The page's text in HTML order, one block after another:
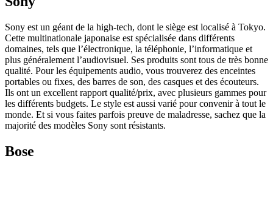
Sony est un géant de la high-tech, dont le siège est localisé à Tokyo.
Cette multinationale japonaise est spécialisée dans différents
domaines, tels que l’électronique, la téléphonie, l’informatique et
plus généralement l’audiovisuel. Ses produits sont tous de très bonne
qualité. Pour les équipements audio, vous trouverez des enceintes
portables ou fixes, des barres de son, des casques et des écouteurs.
Ils ont un excellent rapport qualité/prix, avec plusieurs gammes pour
les différents budgets. Le style est aussi varié pour convenir à tout le
monde. Et si vous faites parfois preuve de maladresse, sachez que la
majorité des modèles Sony sont résistants.
Bose